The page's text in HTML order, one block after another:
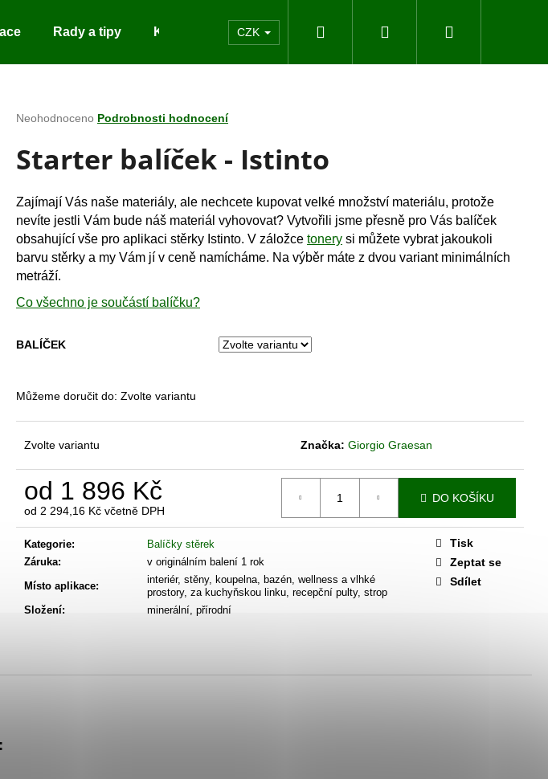
Rady a tipy Kontakty CZK Hledat PřihlášeníNákupní
Průměrné
produktu
je
5
hvězdiček.
Neohodnoceno Podrobnosti hodnocení
Starter balíček - Istinto
Zajímají Vás naše materiály, ale nechcete kupovat velké množství materiálu, protože
nevíte jestli Vám bude náš materiál vyhovovat? Vytvořili jsme přesně pro Vás balíček
obsahující vše pro aplikaci stěrky Istinto. V záložce tonery si můžete vybrat jakoukoli
barvu stěrky a my Vám jí v ceně namícháme. Na výběr máte z dvou variant minimálních
metráží.
Co všechno je součástí balíčku?
BALÍČEK
Můžeme doručit do: Zvolte variantu
Zvolte variantu Značka:Giorgio Graesan
od 1 896 Kč
od 2 294,16 Kč včetně DPH
Měrná
cena:
DO KOŠÍKU
Kategorie:
Balíčky stěrek
Záruka:
v originálním balení 1 rok
Místo aplikace:
interiér, stěny, koupelna, bazén, wellness a vlhké
prostory, za kuchyňskou linku, recepční pulty, strop
Složení: minerální, přírodní
Tisk
Zeptat se
Sdílet
HLEDAT